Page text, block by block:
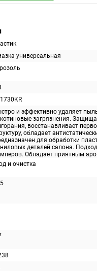
универсальная
и эффективно удаляет
загрязнения.
восстанавливает
обладает
для обработки
деталей салона.
Обладает приятным
и очистка